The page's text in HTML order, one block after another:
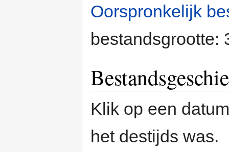
Oorspronkelijk
bestandsgrootte:
Klik op een
het destijds was.